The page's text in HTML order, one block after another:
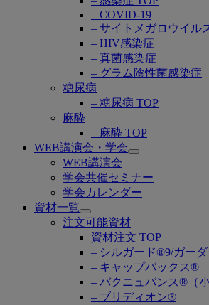
– COVID-19
– サイトメガロウイル
– HIV感染症
– 真菌感染症
– グラム陰性菌感染症
糖尿病
– 糖尿病 TOP
麻酔
– 麻酔 TOP
WEB講演会・学会
Open
WEB講演会
学会共催セミナー
学会カレンダー
資材一覧
Open
submenu
注文可能資材
資材注文 TOP
– シルガード®9/ガー
– キャップバックス®
– バクニュバンス®（小
– ブリディオン®